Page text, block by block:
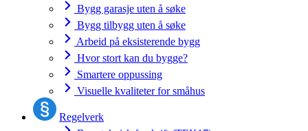
Bygg garasje uten å søke
Bygg tilbygg uten å søke
Arbeid på eksisterende bygg
Hvor stort kan du bygge?
Smartere oppussing
Visuelle kvaliteter for småhus
Regelverk